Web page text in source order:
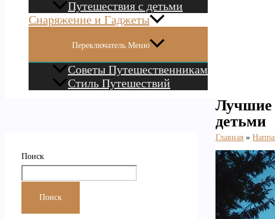
Путешествия с детьми
Снаряжение и Гаджеты
Переключатель Меню
Советы Путешественникам
Стиль Путешествий
Поиск
Поиск
Лучшие
детьми
Главная